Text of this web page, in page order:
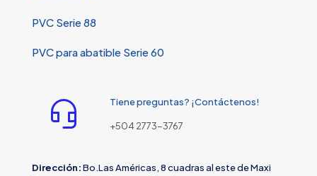
PVC Serie 88
PVC para abatible Serie 60
Tiene preguntas? ¡Contáctenos!
+504 2773-3767
Dirección:Bo.Las Américas, 8 cuadras al este de Maxi